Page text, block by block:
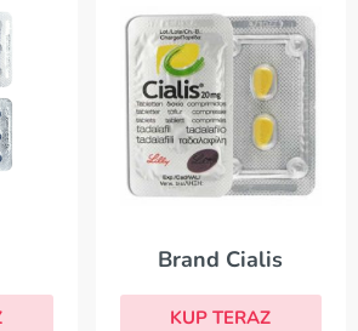
Brand Cialis
KUP TERAZ